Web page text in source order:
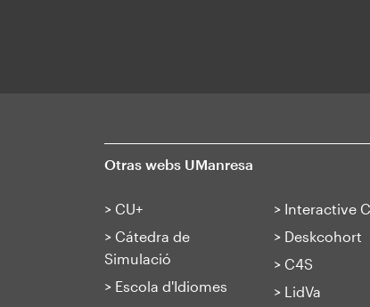
Otras webs UManresa
> CU+
> Cátedra de
Simulació
> Escola d'Idiomes
> Interactive
> Deskcohort
> C4S
> LidVa